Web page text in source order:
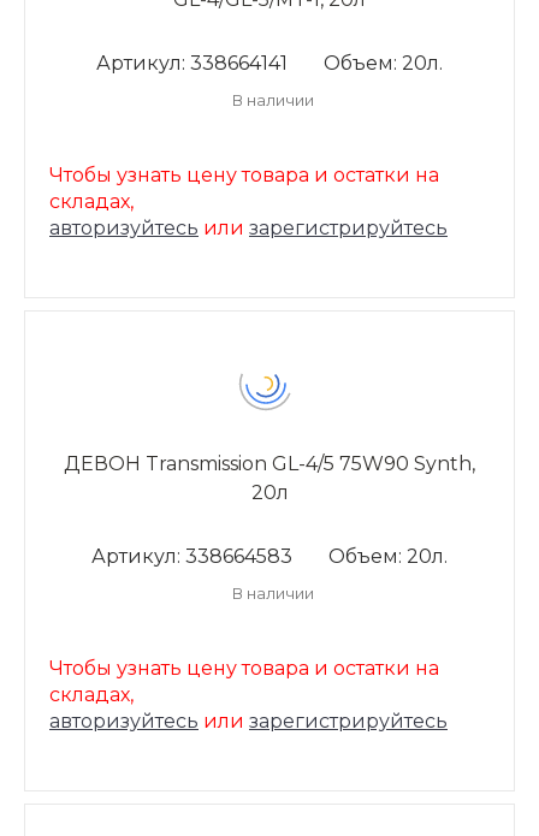
Артикул: 338664141 Объем: 20л.
В наличии
Чтобы узнать цену товара и остатки на
складах,
авторизуйтесь или зарегистрируйтесь
ДЕВОН Transmission GL-4/5 75W90 Synth,
20л
Артикул: 338664583 Объем: 20л.
В наличии
Чтобы узнать цену товара и остатки на
складах,
авторизуйтесь или зарегистрируйтесь